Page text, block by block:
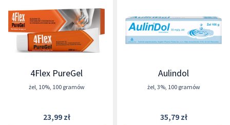
4Flex PureGel
żel, 10%, 100 gramów
23,99 zł
Aulindol
żel, 3%, 100 gramów
35,79 zł